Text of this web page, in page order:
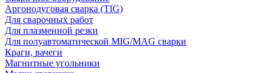
Аргонодуговая сварка (TIG)
Для сварочных работ
Для плазменной резки
Для полуавтоматической MIG/MAG сварки
Краги, вачеги
Магнитные угольники